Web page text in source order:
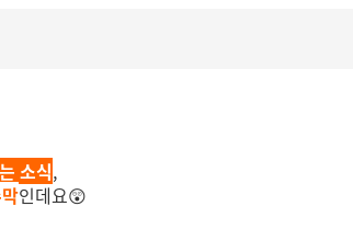
소식,
인데요😲